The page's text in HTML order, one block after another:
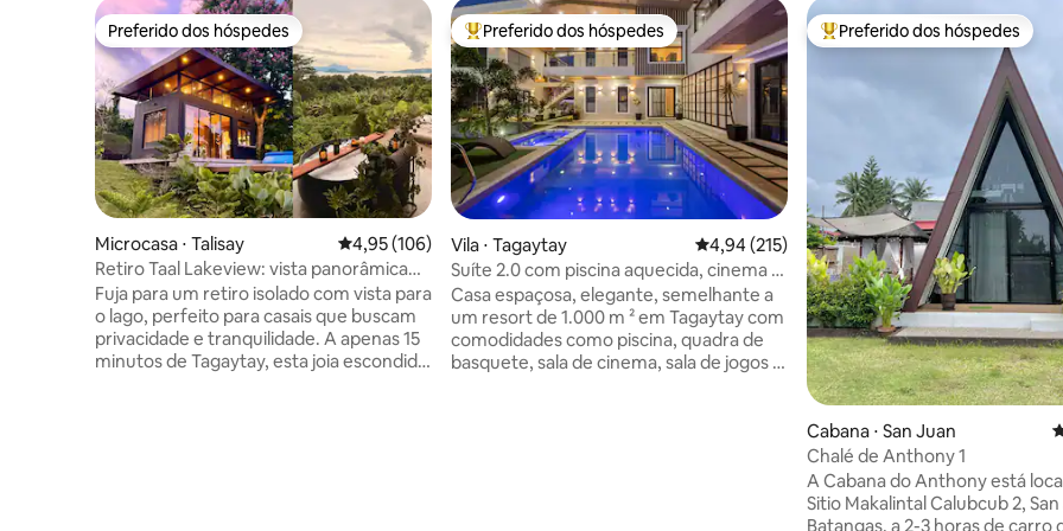
Preferido dos hóspedes
Preferido dos hóspedes
Microcasa ⋅ Talisay 4,95 de uma avaliação média de 5, 106 avaliações
4,95 (106)
Retiro Taal Lakeview: vista panorâmica
deslumbrante
Fuja para um retiro isolado com vista para
o lago, perfeito para casais que buscam
privacidade e tranquilidade. A apenas 15
minutos de Tagaytay, esta joia escondida
Entre os melhores preferidos dos hóspedes
Preferido dos hóspedes
Vila ⋅ Tagaytay 4,94 de uma avaliação média de 5, 215
4,94 (215)
Suíte 2.0 com piscina aquecida, cinema e
quadra
Casa espaçosa, elegante, semelhante a
um resort de 1.000 m ² em Tagaytay com
comodidades como piscina, quadra de
basquete, sala de cinema, sala de jogos e
Entre os melhores preferidos
Preferido dos hóspedes
Cabana ⋅ San Juan
Chalé de Anthony 1
A Cabana do Anthony está
Sitio Makalintal Calubcub 2,
Batangas, a 2-3 horas de carro